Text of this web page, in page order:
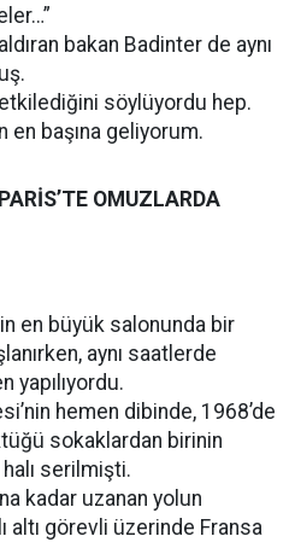
bakan Badinter de aynı
söylüyordu hep.
en başına geliyorum.
OMUZLARDA
en büyük salonunda bir
aynı saatlerde
yapılıyordu.
hemen dibinde, 1968’de
sokaklardan birinin
serilmişti.
kadar uzanan yolun
altı görevli üzerinde Fransa